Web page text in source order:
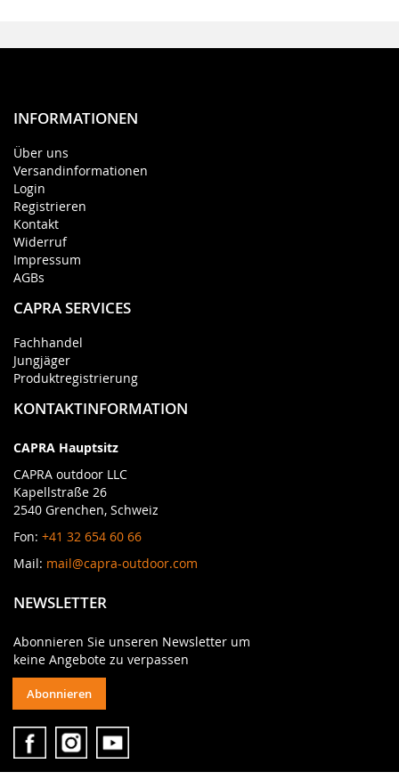
INFORMATIONEN
Über uns
Versandinformationen
Login
Registrieren
Kontakt
Widerruf
Impressum
AGBs
CAPRA SERVICES
Fachhandel
Jungjäger
Produktregistrierung
KONTAKTINFORMATION
CAPRA Hauptsitz
CAPRA outdoor LLC
Kapellstraße 26
2540 Grenchen, Schweiz
Fon: +41 32 654 60 66
Mail: mail@capra-outdoor.com
NEWSLETTER
Abonnieren Sie unseren Newsletter um
keine Angebote zu verpassen
Abonnieren